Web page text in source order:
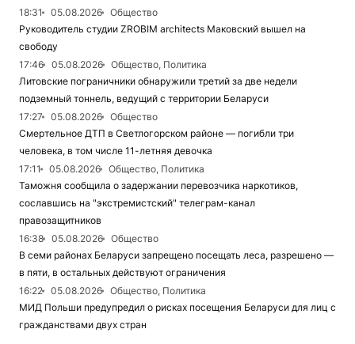
18:31
05.08.2026
Общество
Руководитель студии ZROBIM architects Маковский вышел на
свободу
17:46
05.08.2026
Общество, Политика
Литовские пограничники обнаружили третий за две недели
подземный тоннель, ведущий с территории Беларуси
17:27
05.08.2026
Общество
Смертельное ДТП в Светлогорском районе — погибли три
человека, в том числе 11-летняя девочка
17:11
05.08.2026
Общество, Политика
Таможня сообщила о задержании перевозчика наркотиков,
сославшись на "экстремистский" телеграм-канал
правозащитников
16:38
05.08.2026
Общество
В семи районах Беларуси запрещено посещать леса, разрешено —
в пяти, в остальных действуют ограничения
16:22
05.08.2026
Общество, Политика
МИД Польши предупредил о рисках посещения Беларуси для лиц с
гражданствами двух стран